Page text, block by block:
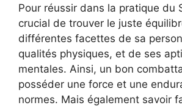
Pour réussir dans la pratique du
crucial de trouver le juste
différentes facettes de sa
qualités physiques, et de ses
mentales. Ainsi, un bon
posséder une force et une
normes. Mais également savoir